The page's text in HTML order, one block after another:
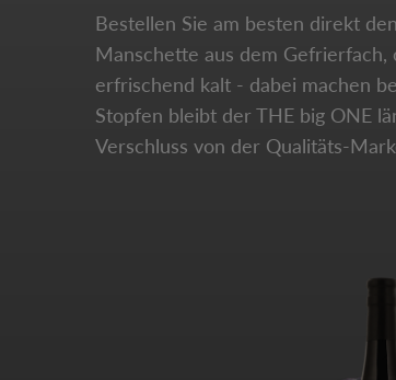
Bestellen Sie am besten direkt
Manschette aus dem
erfrischend kalt - dabei machen
Stopfen bleibt der THE big ONE
Verschluss von der Qualitäts-